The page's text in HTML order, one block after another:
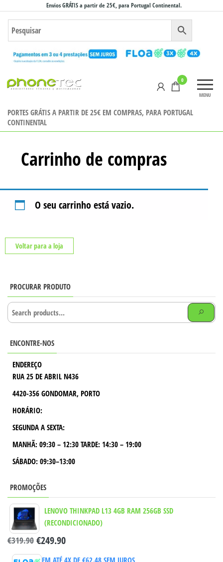
para
conteúdo
Envios GRÁTIS a partir de 25€, para Portugal Continental.
Online
MENU
0
PORTES GRÁTIS A PARTIR DE 25€ EM COMPRAS, PARA PORTUGAL
CONTINENTAL
Carrinho de compras
O seu carrinho está vazio.
Voltar para a loja
PROCURAR PRODUTO
ENCONTRE-NOS
ENDEREÇO
RUA 25 DE ABRIL N436
4420-356 GONDOMAR, PORTO
HORÁRIO:
SEGUNDA A SEXTA:
MANHÃ: 09:30 – 12:30 TARDE: 14:30 – 19:00
SÁBADO: 09:30–13:00
PROMOÇÕES
LENOVO THINKPAD L13 4GB RAM 256GB SSD
(RECONDICIONADO)
€319.90 €249.90